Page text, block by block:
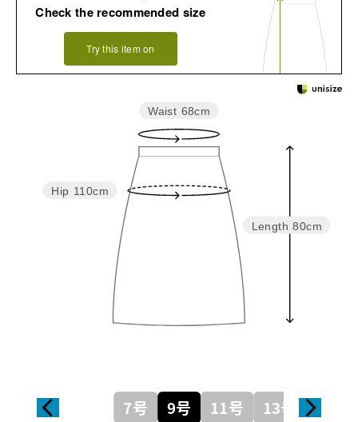
Check the recommended size
Try this item on
Length 80cm
Hip 110cm
Waist 68cm
7号 9号 11号 13号